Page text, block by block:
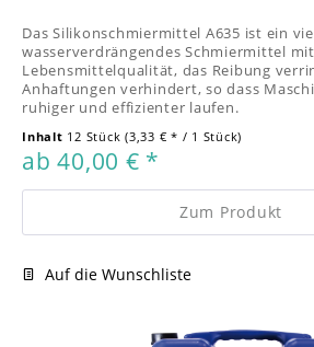
Das Silikonschmiermittel A635 ist ein
wasserverdrängendes Schmiermittel mit
Lebensmittelqualität, das Reibung
Anhaftungen verhindert, so dass
ruhiger und effizienter laufen.
Inhalt 12 Stück(3,33 € * / 1 Stück)
ab 40,00 € *
Zum Produkt
Auf die Wunschliste